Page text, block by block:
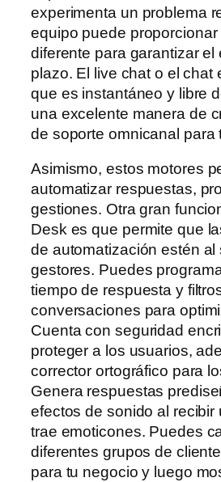
experimenta un problema
equipo puede
diferente para garantizar el
plazo. El live chat o el chat
que es instantáneo y libre
una excelente manera de
de soporte omnicanal para
Asimismo, estos motores
automatizar respuestas,
gestiones. Otra gran
Desk es que permite que
de automatización estén al
gestores. Puedes
tiempo de respuesta y
conversaciones para
Cuenta con seguridad
proteger a los usuarios,
corrector ortográfico para
Genera respuestas
efectos de sonido al recibir
trae emoticones. Puedes
diferentes grupos de
para tu negocio y luego